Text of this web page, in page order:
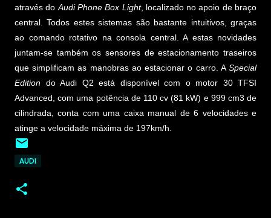
através do Audi Phone Box Light, localizado no apoio de braço
central. Todos estes sistemas são bastante intuitivos, graças
ao comando rotativo na consola central. A estas novidades
juntam-se também os sensores de estacionamento traseiros
que simplificam as manobras ao estacionar o carro. A Special
Edition do Audi Q2 está disponível com o motor 30 TFSI
Advanced, com uma potência de 110 cv (81 kW) e 999 cm3 de
cilindrada, conta com uma caixa manual de 6 velocidades e
atinge a velocidade máxima de 197km/h.
AUDI